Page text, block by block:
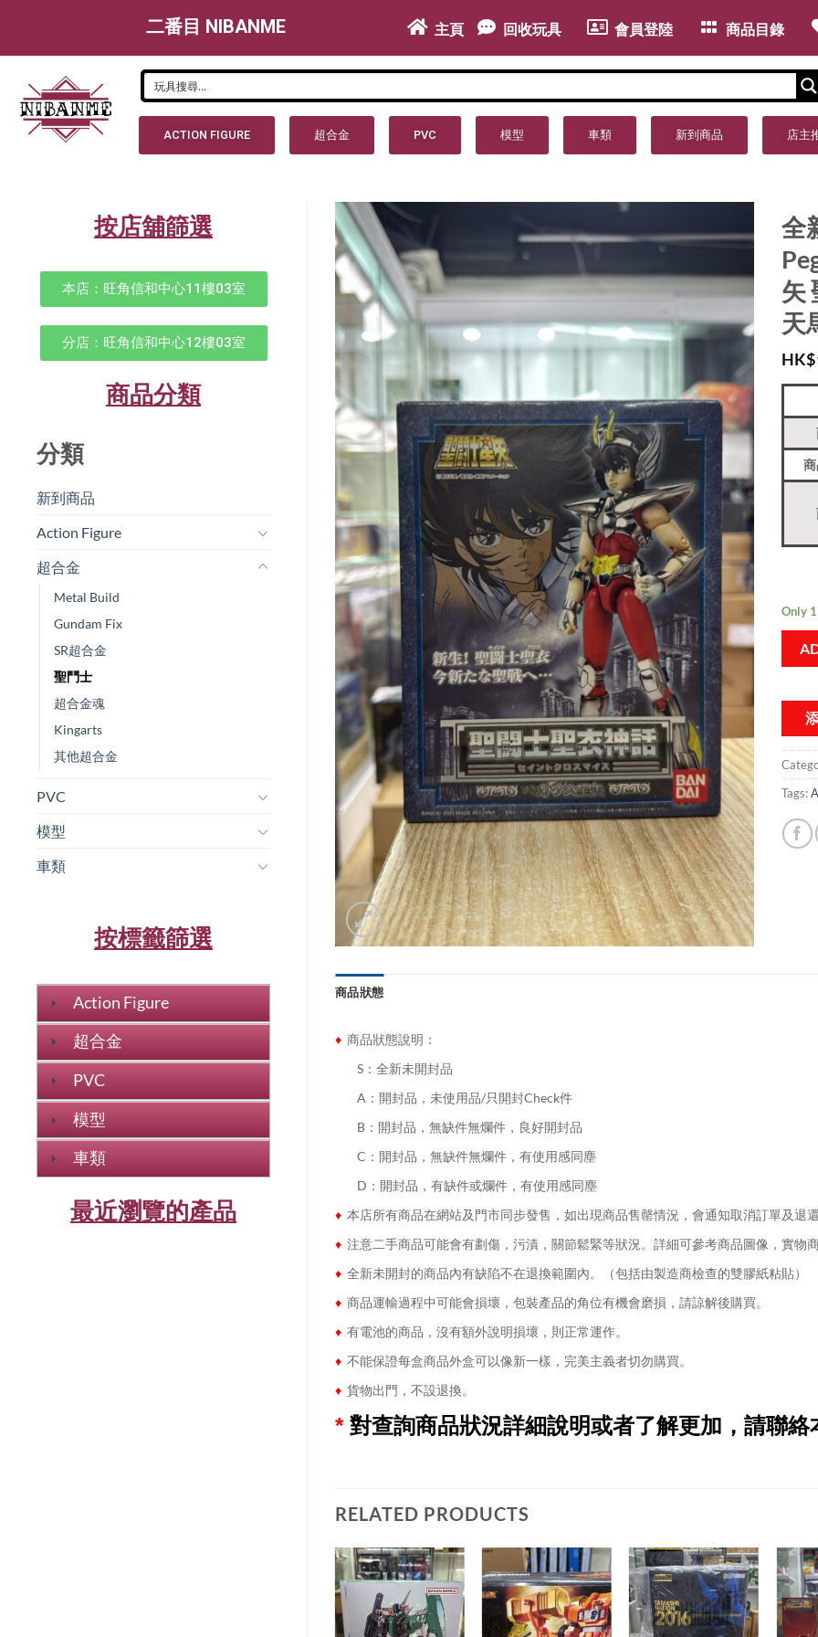
二番目 NIBANME 主頁 回收玩具 會員登陸 商品目錄
ACTION FIGURE 超合金 PVC 模型 車類 新到商品 店主
按店舖篩選
本店：旺角信和中心11樓03室
分店：旺角信和中心12樓03室
商品分類
分類
新到商品​
Action Figure
超合金
Metal Build
Gundam Fix
SR超合金
聖鬥士
超合金魂
Kingarts
其他超合金
PVC
模型
車類
按標籤篩選
Action Figure
超合金
PVC
模型
車類
最近瀏覽的產品
全
矢
天
HK$
Only
Tags:
商品狀態
♦ 商品狀態說明：
S：全新未開封品
A：開封品，未使用品/只開封Check件
B：開封品，無缺件無爛件，良好開封品
C：開封品，無缺件無爛件，有使用感同塵
D：開封品，有缺件或爛件，有使用感同塵
♦ 本店所有商品在網站及門市同步發售，如出現商品售罄情況，會通知取消訂單及退還
♦ 注意二手商品可能會有劃傷，污漬，關節鬆緊等狀況。詳細可參考商品圖像，實物
♦ 全新未開封的商品內有缺陷不在退換範圍內。（包括由製造商檢查的雙膠紙粘貼）
♦ 商品運輸過程中可能會損壞，包裝產品的角位有機會磨損，請諒解後購買。
♦ 有電池的商品，沒有額外說明損壞，則正常運作。
♦ 不能保證每盒商品外盒可以像新一樣，完美主義者切勿購買。
♦ 貨物出門，不設退換。
* 對查詢商品狀況詳細說明或者了解更加，請聯絡
RELATED PRODUCTS